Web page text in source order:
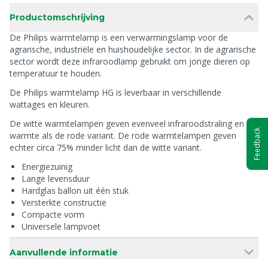
Productomschrijving
De Philips warmtelamp is een verwarmingslamp voor de
agrarische, industriële en huishoudelijke sector. In de agrarische
sector wordt deze infraroodlamp gebruikt om jonge dieren op
temperatuur te houden.
De Philips warmtelamp HG is leverbaar in verschillende
wattages en kleuren.
De witte warmtelampen geven evenveel infraroodstraling en
warmte als de rode variant. De rode warmtelampen geven
echter circa 75% minder licht dan de witte variant.
Energiezuinig
Lange levensduur
Hardglas ballon uit één stuk
Versterkte constructie
Compacte vorm
Universele lampvoet
Aanvullende informatie
Feedback